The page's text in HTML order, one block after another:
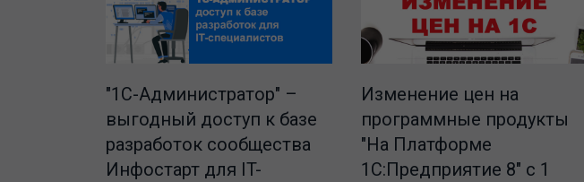
"1C-Администратор" –
выгодный доступ к базе
разработок сообщества
Инфостарт для IT-
Изменение цен на
программные продукты
"На Платформе
1С:Предприятие 8" с 1